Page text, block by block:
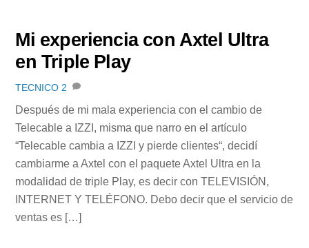
Mi experiencia con Axtel Ultra
en Triple Play
TECNICO 2
Después de mi mala experiencia con el cambio de
Telecable a IZZI, misma que narro en el artículo
“Telecable cambia a IZZI y pierde clientes“, decidí
cambiarme a Axtel con el paquete Axtel Ultra en la
modalidad de triple Play, es decir con TELEVISIÓN,
INTERNET Y TELÉFONO. Debo decir que el servicio de
ventas es […]